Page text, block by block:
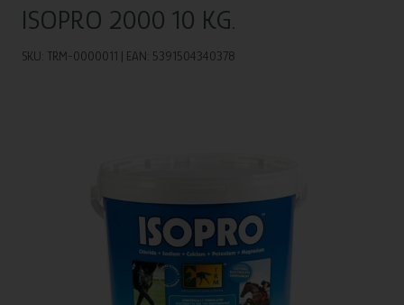
ISOPRO 2000 10 KG.
SKU: TRM-0000011 | EAN: 5391504340378